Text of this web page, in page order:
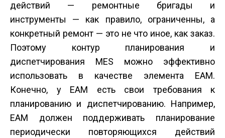
действий — ремонтные бригады и
инструменты — как правило, ограниченны, а
конкретный ремонт — это не что иное, как заказ.
Поэтому контур планирования и
диспетчирования MES можно эффективно
использовать в качестве элемента EAM.
Конечно, у EAM есть свои требования к
планированию и диспетчированию. Например,
EAM должен поддерживать планирование
периодически повторяющихся действий